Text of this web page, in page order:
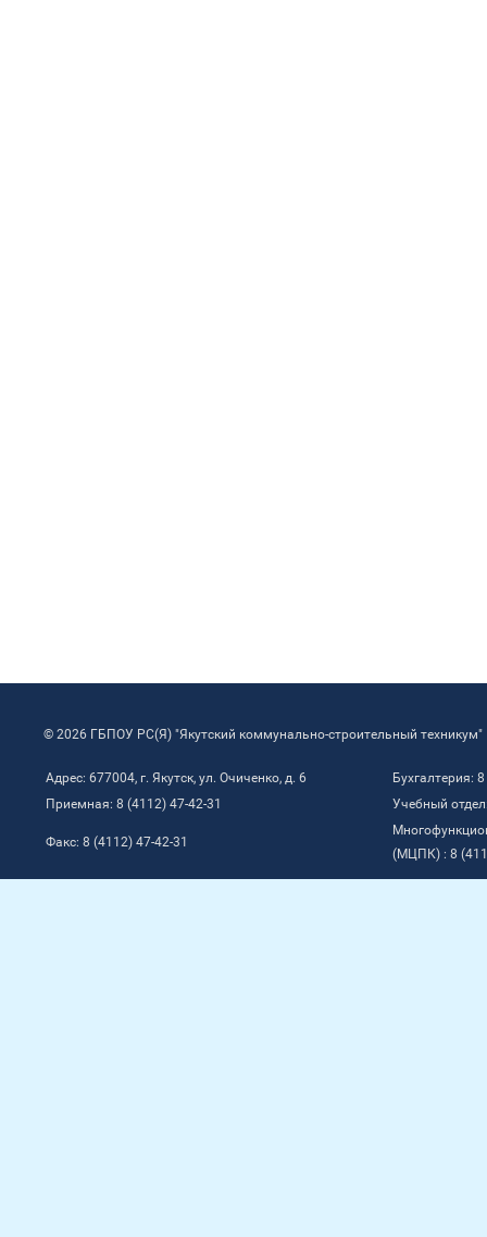
© 2026 ГБПОУ РС(Я) "Якутский коммунально-строительный техникум"
Адрес: 677004, г. Якутск, ул. Очиченко, д. 6
Бухгалтерия:
Приемная: 8 (4112) 47-42-31
Учебный
Факс: 8 (4112) 47-42-31
(МЦПК) : 8